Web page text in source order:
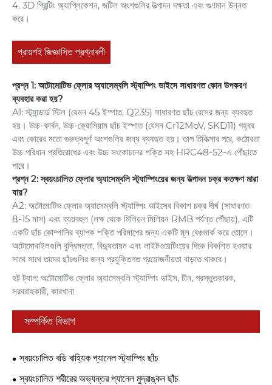
4. 3D প্রিন্টিং অ্যাপ্লিকেশন, জটিল অংশগুলির উত্পাদন দক্ষতা এবং গুণমান উন্নত
করে।
প্রায়শই জিজ্ঞাসিত প্রশ্নাবলী
প্রশ্ন 1: অটোমোটিভ ফ্লোর অ্যাসেম্বলি স্ট্যাম্পিং ডাইসে সাধারণত কোন উপকরণ
ব্যবহার করা হয়?
A1: স্ট্যান্ডার্ড স্টিল (যেমন 45 ইস্পাত, Q235) সাধারণত ছাঁচ বেসের জন্য ব্যবহৃত
হয়। উচ্চ-কার্বন, উচ্চ-ক্রোমিয়াম ছাঁচ ইস্পাত (যেমন Cr12MoV, SKD11) গহ্বর
এবং কোরের মতো গুরুত্বপূর্ণ অংশগুলির জন্য ব্যবহৃত হয়। তাপ চিকিত্সার পরে, কঠোরতা
উচ্চ পরিধান প্রতিরোধের এবং উচ্চ সংকোচনের শক্তি সহ HRC48-52-এ পৌঁছাতে
পারে।
প্রশ্ন 2: স্বয়ংচালিত ফ্লোর অ্যাসেম্বলি স্ট্যাম্পিংয়ের জন্য উত্পাদন চক্র কতক্ষণ মারা
যায়?
A2: অটোমোটিভ ফ্লোর অ্যাসেম্বলি স্ট্যাম্পিং ডাইসের বিকাশ চক্র দীর্ঘ (সাধারণত
8-15 মাস) এবং ব্যয়বহুল (লক্ষ থেকে মিলিয়ন মিলিয়ন RMB পর্যন্ত পৌঁছায়), এটি
একটি ছাঁচ কোম্পানির ব্যাপক শক্তি পরিমাপের জন্য একটি মূল বেঞ্চমার্ক করে তোলে।
অটোমোবাইলগুলি বুদ্ধিমত্তা, বিদ্যুতায়ন এবং লাইটওয়েটিংয়ের দিকে বিকশিত হওয়ার
সাথে সাথে তাদের ছাঁচগুলির জন্য প্রযুক্তিগত প্রয়োজনীয়তা বাড়তে থাকবে।
হট ট্যাগ: অটোমোটিভ ফ্লোর অ্যাসেম্বলি স্ট্যাম্পিং ডাইস, চীন, প্রস্তুতকারক,
সরবরাহকারী, কারখানা
সম্পর্কিত বিভাগ
স্বয়ংচালিত বডি বাহ্যিক প্যানেল স্ট্যাম্পিং ছাঁচ
স্বয়ংচালিত শরীরের অভ্যন্তর প্যানেল মুদ্রাঙ্কন ছাঁচ